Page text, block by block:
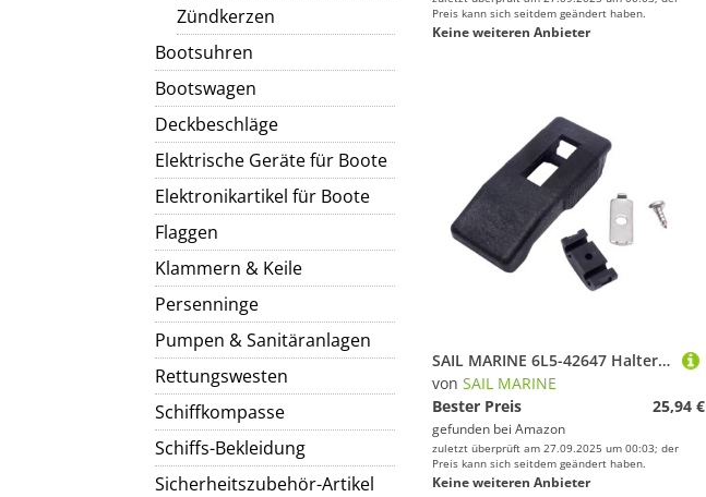
Zündkerzen
Bootsuhren
Bootswagen
Deckbeschläge
Elektrische Geräte für Boote
Elektronikartikel für Boote
Flaggen
Klammern & Keile
Persenninge
Pumpen & Sanitäranlagen
Rettungswesten
Schiffkompasse
Schiffs-Bekleidung
Sicherheitszubehör-Artikel
Preis kann sich seitdem geändert haben.
Keine weiteren Anbieter
SAIL MARINE 6L5-42647 Halter Klemmband für Yamaha Außenbordmotor 2T 3HP 4T 4HP mit Platte und Schraube auch für Seapro 6L5-42647-00
von SAIL MARINE
Bester Preis
25,94 €
gefunden bei Amazon
zuletzt überprüft am 27.09.2025 um 00:03; der
Preis kann sich seitdem geändert haben.
Keine weiteren Anbieter